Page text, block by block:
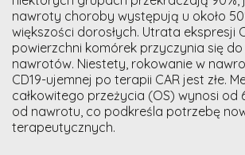
nawroty choroby występują u około
większości dorosłych. Utrata ekspresji
powierzchni komórek przyczynia się do
nawrotów. Niestety, rokowanie w
CD19-ujemnej po terapii CAR jest złe.
całkowitego przeżycia (OS) wynosi od
od nawrotu, co podkreśla potrzebę
terapeutycznych.